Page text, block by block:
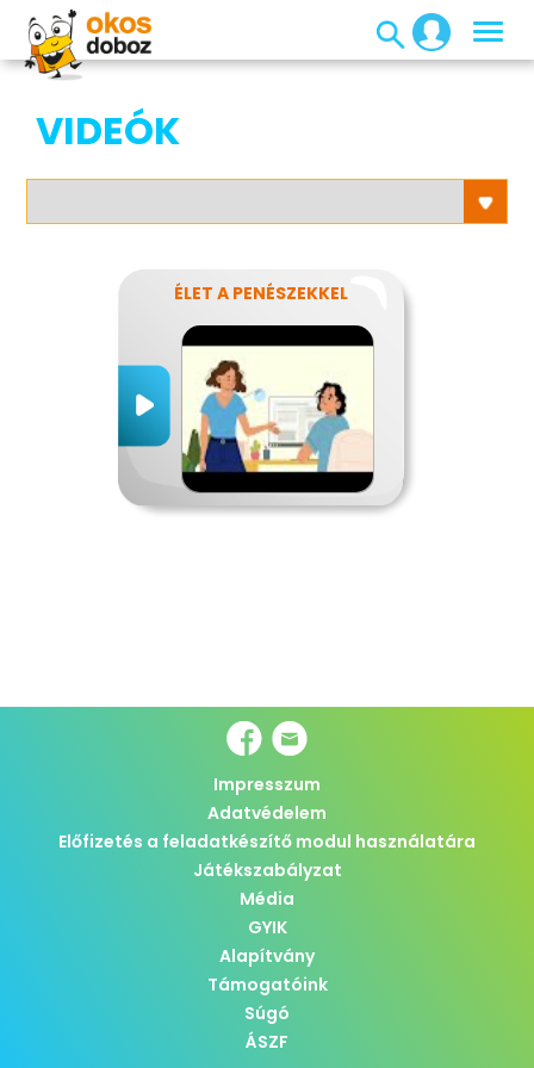
VIDEÓK
ÉLET A PENÉSZEKKEL
Impresszum
Adatvédelem
Előfizetés a feladatkészítő modul használatára
Játékszabályzat
Média
GYIK
Alapítvány
Támogatóink
Súgó
ÁSZF